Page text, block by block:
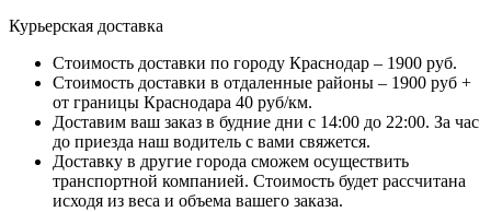
Курьерская доставка
Стоимость доставки по городу Краснодар – 1900 руб.
Стоимость доставки в отдаленные районы – 1900 руб +
от границы Краснодара 40 руб/км.
Доставим ваш заказ в будние дни с 14:00 до 22:00. За час
до приезда наш водитель с вами свяжется.
Доставку в другие города сможем осуществить
транспортной компанией. Стоимость будет рассчитана
исходя из веса и объема вашего заказа.